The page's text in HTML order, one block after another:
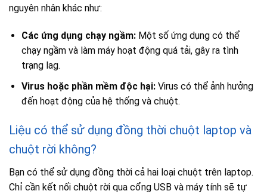
nguyên nhân khác như:
Các ứng dụng chạy ngầm:Một số ứng dụng có thể
chạy ngầm và làm máy hoạt động quá tải, gây ra tình
trạng lag.
Virus hoặc phần mềm độc hại:Virus có thể ảnh hưởng
đến hoạt động của hệ thống và chuột.
Liệu có thể sử dụng đồng thời chuột laptop và
chuột rời không?
Bạn có thể sử dụng đồng thời cả hai loại chuột trên laptop.
Chỉ cần kết nối chuột rời qua cổng USB và máy tính sẽ tự